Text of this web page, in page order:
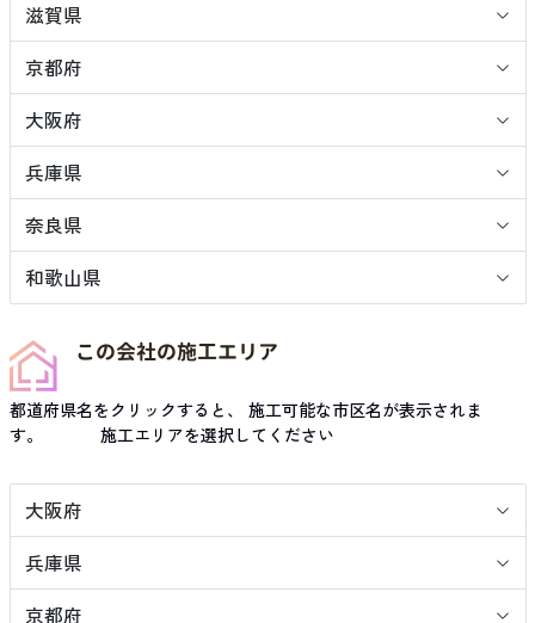
滋賀県
京都府
大阪府
兵庫県
奈良県
和歌山県
この会社の施工エリア
都道府県名をクリックすると、 施工可能な市区名が表示されま
す。 施工エリアを選択してください
大阪府
兵庫県
京都府